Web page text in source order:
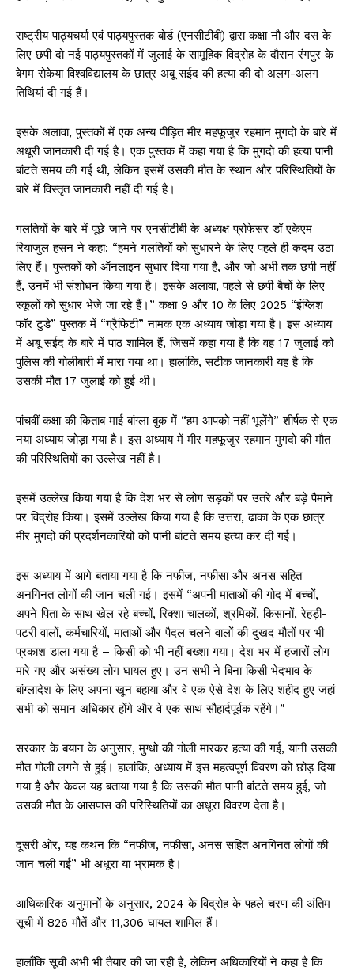
राष्ट्रीय पाठ्यचर्या एवं पाठ्यपुस्तक बोर्ड (एनसीटीबी) द्वारा कक्षा नौ और दस के
लिए छपी दो नई पाठ्यपुस्तकों में जुलाई के सामूहिक विद्रोह के दौरान रंगपुर के
बेगम रोकेया विश्वविद्यालय के छात्र अबू सईद की हत्या की दो अलग-अलग
तिथियां दी गई हैं।
इसके अलावा, पुस्तकों में एक अन्य पीड़ित मीर महफूजुर रहमान मुगदो के बारे में
अधूरी जानकारी दी गई है। एक पुस्तक में कहा गया है कि मुगदो की हत्या पानी
बांटते समय की गई थी, लेकिन इसमें उसकी मौत के स्थान और परिस्थितियों के
बारे में विस्तृत जानकारी नहीं दी गई है।
गलतियों के बारे में पूछे जाने पर एनसीटीबी के अध्यक्ष प्रोफेसर डॉ एकेएम
रियाजुल हसन ने कहा: “हमने गलतियों को सुधारने के लिए पहले ही कदम उठा
लिए हैं। पुस्तकों को ऑनलाइन सुधार दिया गया है, और जो अभी तक छपी नहीं
हैं, उनमें भी संशोधन किया गया है। इसके अलावा, पहले से छपी बैचों के लिए
स्कूलों को सुधार भेजे जा रहे हैं।” कक्षा 9 और 10 के लिए 2025 “इंग्लिश
फॉर टुडे” पुस्तक में “ग्रैफिटी” नामक एक अध्याय जोड़ा गया है। इस अध्याय
में अबू सईद के बारे में पाठ शामिल हैं, जिसमें कहा गया है कि वह 17 जुलाई को
पुलिस की गोलीबारी में मारा गया था। हालांकि, सटीक जानकारी यह है कि
उसकी मौत 17 जुलाई को हुई थी।
पांचवीं कक्षा की किताब माई बांग्ला बुक में “हम आपको नहीं भूलेंगे” शीर्षक से एक
नया अध्याय जोड़ा गया है। इस अध्याय में मीर महफूजुर रहमान मुगदो की मौत
की परिस्थितियों का उल्लेख नहीं है।
इसमें उल्लेख किया गया है कि देश भर से लोग सड़कों पर उतरे और बड़े पैमाने
पर विद्रोह किया। इसमें उल्लेख किया गया है कि उत्तरा, ढाका के एक छात्र
मीर मुगदो की प्रदर्शनकारियों को पानी बांटते समय हत्या कर दी गई।
इस अध्याय में आगे बताया गया है कि नफीज, नफीसा और अनस सहित
अनगिनत लोगों की जान चली गई। इसमें “अपनी माताओं की गोद में बच्चों,
अपने पिता के साथ खेल रहे बच्चों, रिक्शा चालकों, श्रमिकों, किसानों, रेहड़ी-
पटरी वालों, कर्मचारियों, माताओं और पैदल चलने वालों की दुखद मौतों पर भी
प्रकाश डाला गया है – किसी को भी नहीं बख्शा गया। देश भर में हजारों लोग
मारे गए और असंख्य लोग घायल हुए। उन सभी ने बिना किसी भेदभाव के
बांग्लादेश के लिए अपना खून बहाया और वे एक ऐसे देश के लिए शहीद हुए जहां
सभी को समान अधिकार होंगे और वे एक साथ सौहार्दपूर्वक रहेंगे।”
सरकार के बयान के अनुसार, मुग्धो की गोली मारकर हत्या की गई, यानी उसकी
मौत गोली लगने से हुई। हालांकि, अध्याय में इस महत्वपूर्ण विवरण को छोड़ दिया
गया है और केवल यह बताया गया है कि उसकी मौत पानी बांटते समय हुई, जो
उसकी मौत के आसपास की परिस्थितियों का अधूरा विवरण देता है।
दूसरी ओर, यह कथन कि “नफीज, नफीसा, अनस सहित अनगिनत लोगों की
जान चली गई” भी अधूरा या भ्रामक है।
आधिकारिक अनुमानों के अनुसार, 2024 के विद्रोह के पहले चरण की अंतिम
सूची में 826 मौतें और 11,306 घायल शामिल हैं।
हालाँकि सूची अभी भी तैयार की जा रही है, लेकिन अधिकारियों ने कहा है कि